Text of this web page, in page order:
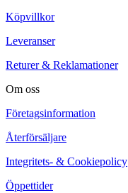
Köpvillkor
Leveranser
Returer & Reklamationer
Om oss
Företagsinformation
Återförsäljare
Integritets- & Cookiepolicy
Öppettider